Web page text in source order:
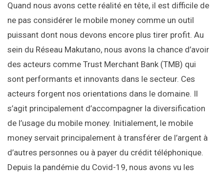
Quand nous avons cette réalité en tête, il est difficile de
ne pas considérer le mobile money comme un outil
puissant dont nous devons encore plus tirer profit. Au
sein du Réseau Makutano, nous avons la chance d’avoir
des acteurs comme Trust Merchant Bank (TMB) qui
sont performants et innovants dans le secteur. Ces
acteurs forgent nos orientations dans le domaine. Il
s’agit principalement d’accompagner la diversification
de l’usage du mobile money. Initialement, le mobile
money servait principalement à transférer de l’argent à
d’autres personnes ou à payer du crédit téléphonique.
Depuis la pandémie du Covid-19, nous avons vu les